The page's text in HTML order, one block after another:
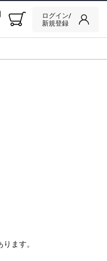
ログイン/
新規登録
ます。